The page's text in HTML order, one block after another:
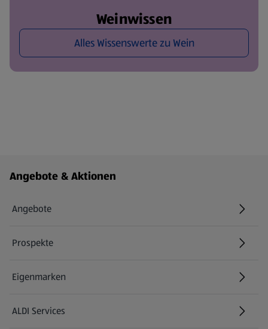
Weinwissen
Alles Wissenswerte zu Wein
Fußzeilenmenü - weitere Links
Angebote & Aktionen
Angebote
Prospekte
Eigenmarken
ALDI Services